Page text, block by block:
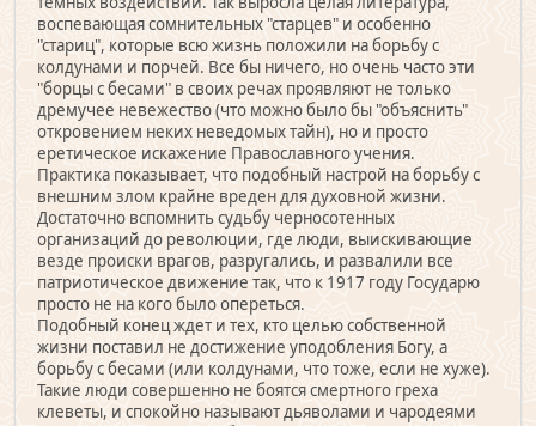
воспевающая сомнительных "старцев" и особенно
"стариц", которые всю жизнь положили на борьбу с
колдунами и порчей. Все бы ничего, но очень часто эти
"борцы с бесами" в своих речах проявляют не только
дремучее невежество (что можно было бы "объяснить"
откровением неких неведомых тайн), но и просто
еретическое искажение Православного учения.
Практика показывает, что подобный настрой на борьбу с
внешним злом крайне вреден для духовной жизни.
Достаточно вспомнить судьбу черносотенных
организаций до революции, где люди, выискивающие
везде происки врагов, разругались, и развалили все
патриотическое движение так, что к 1917 году Государю
просто не на кого было опереться.
Подобный конец ждет и тех, кто целью собственной
жизни поставил не достижение уподобления Богу, а
борьбу с бесами (или колдунами, что тоже, если не хуже).
Такие люди совершенно не боятся смертного греха
клеветы, и спокойно называют дьяволами и чародеями